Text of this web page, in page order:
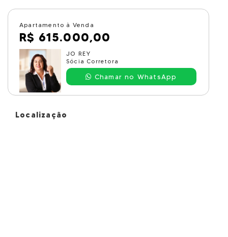
Apartamento à Venda
R$ 615.000,00
JO REY
Sócia Corretora
Chamar no WhatsApp
Localização